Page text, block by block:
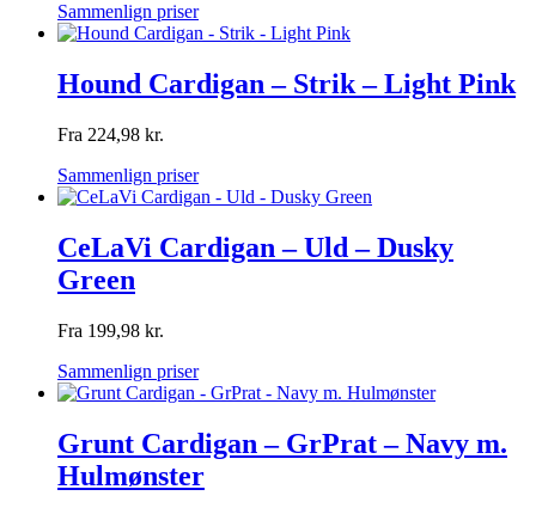
Sammenlign priser
Hound Cardigan – Strik – Light Pink
Fra 224,98 kr.
Sammenlign priser
CeLaVi Cardigan – Uld – Dusky
Green
Fra 199,98 kr.
Sammenlign priser
Grunt Cardigan – GrPrat – Navy m.
Hulmønster